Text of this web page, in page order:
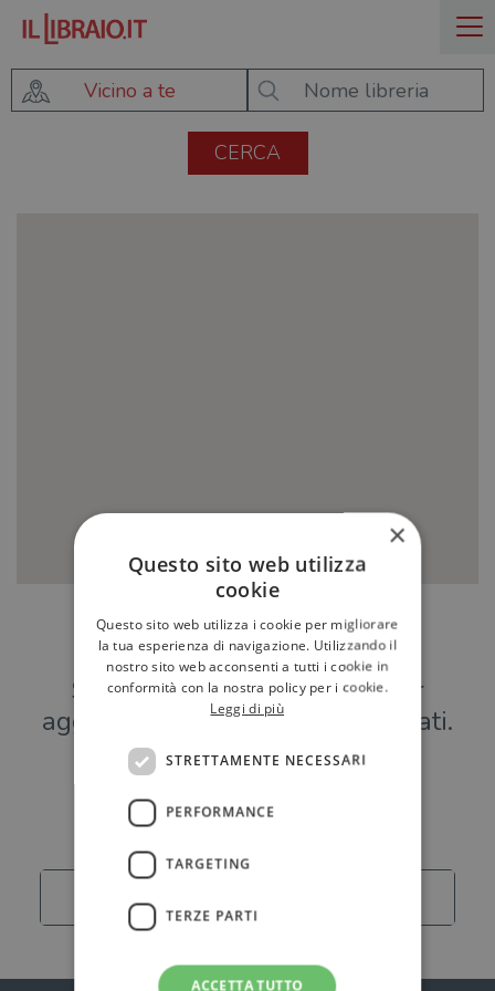
Vicino a te
Hai una libreria?
Scrivici a
per
aggiungere o modificare i tuoi dati.
Librerie
×
Questo sito web utilizza
cookie
Questo sito web utilizza i cookie per migliorare
la tua esperienza di navigazione. Utilizzando il
nostro sito web acconsenti a tutti i cookie in
conformità con la nostra policy per i cookie.
Leggi di più
STRETTAMENTE NECESSARI
PERFORMANCE
TARGETING
TERZE PARTI
ACCETTA TUTTO